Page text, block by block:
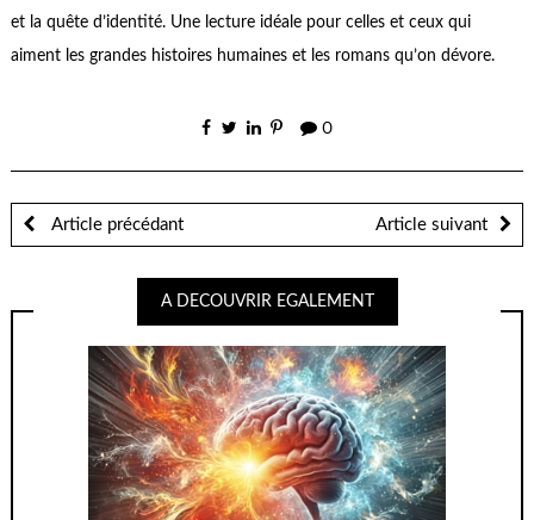
et la quête d’identité. Une lecture idéale pour celles et ceux qui
aiment les grandes histoires humaines et les romans qu’on dévore.
0
Article précédant Article suivant
A DECOUVRIR EGALEMENT